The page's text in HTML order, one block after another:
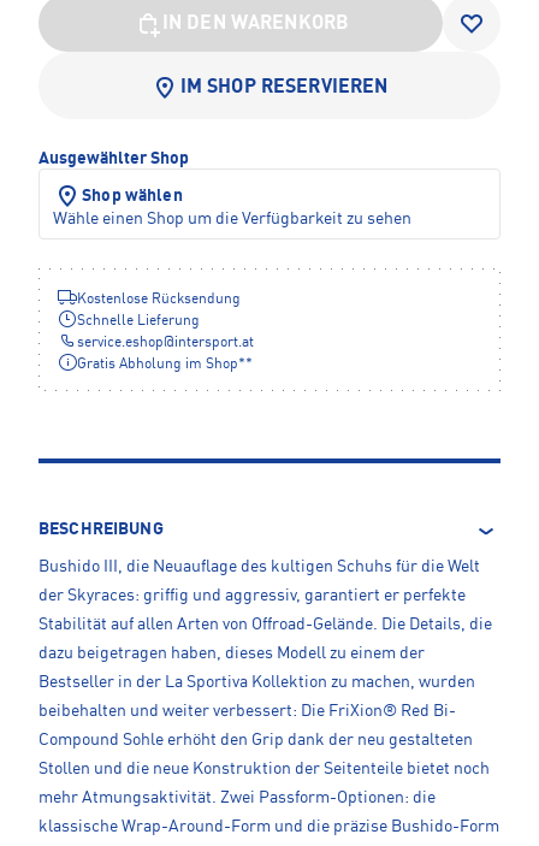
IN DEN WARENKORB
IM SHOP RESERVIEREN
Ausgewählter Shop
Shop wählen
Wähle einen Shop um die Verfügbarkeit zu sehen
Kostenlose Rücksendung
Schnelle Lieferung
service.eshop@intersport.at
Gratis Abholung im Shop**
BESCHREIBUNG
Bushido III, die Neuauflage des kultigen Schuhs für die Welt
der Skyraces: griffig und aggressiv, garantiert er perfekte
Stabilität auf allen Arten von Offroad-Gelände. Die Details, die
dazu beigetragen haben, dieses Modell zu einem der
Bestseller in der La Sportiva Kollektion zu machen, wurden
beibehalten und weiter verbessert: Die FriXion® Red Bi-
Compound Sohle erhöht den Grip dank der neu gestalteten
Stollen und die neue Konstruktion der Seitenteile bietet noch
mehr Atmungsaktivität. Zwei Passform-Optionen: die
klassische Wrap-Around-Form und die präzise Bushido-Form